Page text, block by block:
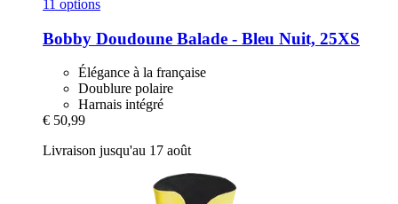
11 options
Bobby Doudoune Balade -​ Bleu Nuit, 25XS
Élégance à la française
Doublure polaire
Harnais intégré
€ 50,99
Livraison jusqu'au 17 août